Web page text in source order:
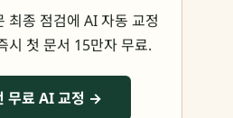
최종 점검에 AI 자동 교정
시 첫 문서 15만자 무료.
무료 AI 교정 →